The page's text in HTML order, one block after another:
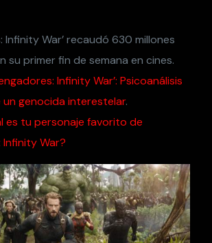
Infinity War’ recaudó 630 millones
su primer fin de semana en cines.
Infinity War’: Psicoanálisis
genocida interestelar.
es tu personaje favorito de
War?